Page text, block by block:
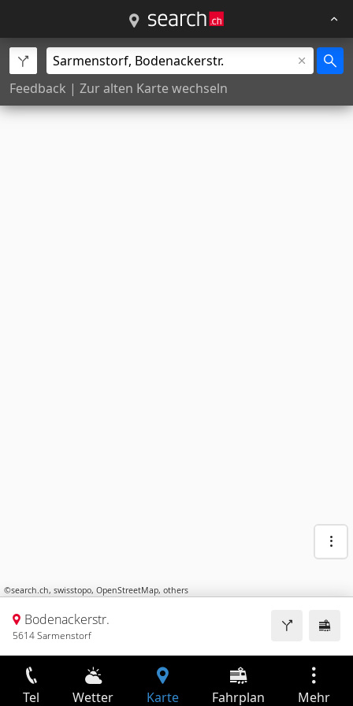
Feedback | Zur alten Karte wechseln
©search.ch, swisstopo, OpenStreetMap, others
Bodenackerstr.
5614 Sarmenstorf
Tel Wetter Karte Fahrplan Mehr